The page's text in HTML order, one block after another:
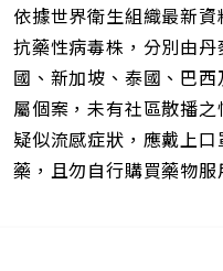
依據世界衛生組織最新
抗藥性病毒株，分別由
國、新加坡、泰國、巴
屬個案，未有社區散播
疑似流感症狀，應戴上
藥，且勿自行購買藥物服